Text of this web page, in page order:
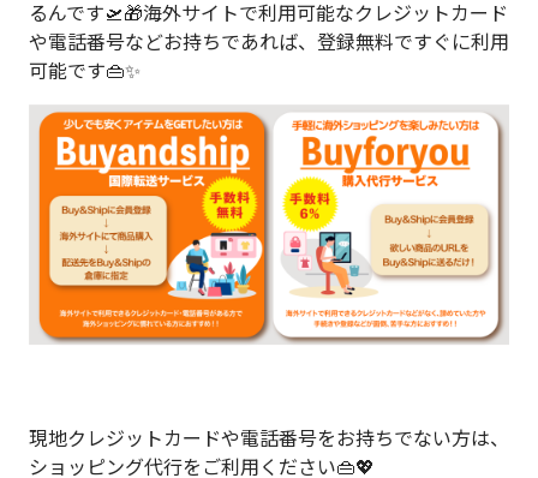
るんです🛫🎁海外サイトで利用可能なクレジットカード
や電話番号などお持ちであれば、登録無料ですぐに利用
可能です👜✨
現地クレジットカードや電話番号をお持ちでない方は、
ショッピング代行をご利用ください👜💖